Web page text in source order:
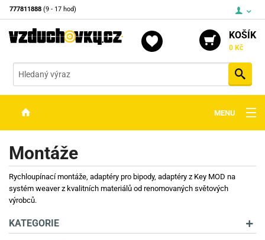
777811888 (9 - 17 hod)
KOŠÍK
0 Kč
MENU
OPTIKA
STŘELIVO
DETEKTORY KOVŮ
Montáže
Rychloupínací montáže, adaptéry pro bipody, adaptéry z Key MOD na
systém weaver z kvalitních materiálů od renomovaných světových
výrobců.
KATEGORIE